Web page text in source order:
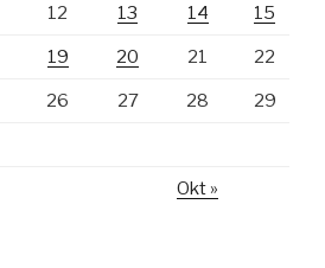
12 13 14 15
19 20 21 22
26 27 28 29
Okt »